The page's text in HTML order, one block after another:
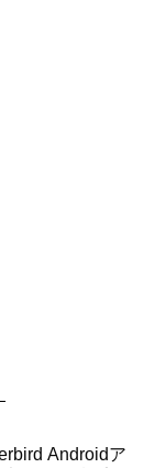
Androidア